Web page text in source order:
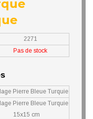
2271
Pas de stock
Pierre Bleue Turquie
Pierre Bleue Turquie
15x15 cm